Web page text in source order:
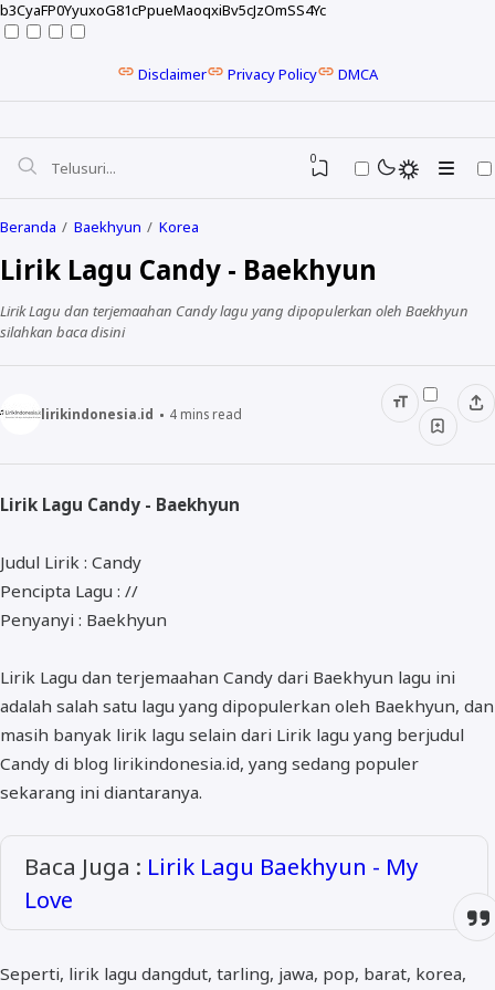
b3CyaFP0YyuxoG81cPpueMaoqxiBv5cJzOmSS4Yc
Disclaimer Privacy Policy DMCA
NELA KARISMA
ALMANAR
NISA SABYAN
0
Beranda Baekhyun Korea
Lirik Lagu Candy - Baekhyun
Lirik Lagu dan terjemaahan Candy lagu yang dipopulerkan oleh Baekhyun
silahkan baca disini
lirikindonesia.id 4mins read
Lirik Lagu Candy - Baekhyun
Judul Lirik : Candy
Pencipta Lagu : //
Penyanyi : Baekhyun
Lirik Lagu dan terjemaahan Candy dari Baekhyun lagu ini
adalah salah satu lagu yang dipopulerkan oleh Baekhyun, dan
masih banyak lirik lagu selain dari Lirik lagu yang berjudul
Candy di blog lirikindonesia.id, yang sedang populer
sekarang ini diantaranya.
Baca Juga : Lirik Lagu Baekhyun - My
Love
Seperti, lirik lagu dangdut, tarling, jawa, pop, barat, korea,